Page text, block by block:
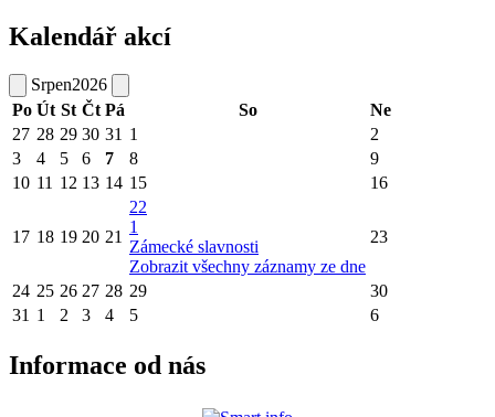
Kalendář akcí
Srpen2026
Po Út St Čt Pá So
Ne
27 28 29 30 31 1
2
3
4 5 6 7 8
9
10 11 12 13 14 15 16
17 18 19 20 21
22
1
Zámecké slavnosti
Zobrazit všechny záznamy ze dne
23
24 25 26 27 28 29
30
31 1 2 3 4 5 6
Informace od nás